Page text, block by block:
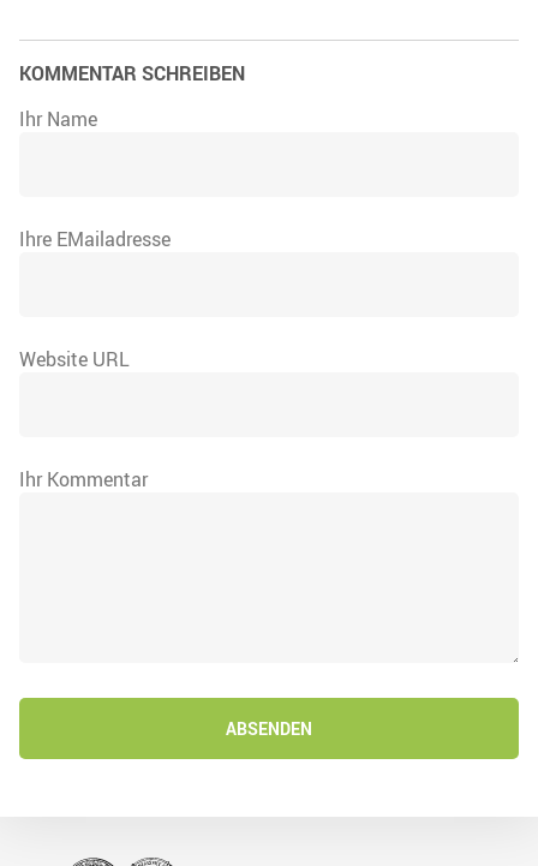
KOMMENTAR SCHREIBEN
Ihr Name
Ihre EMailadresse
Website URL
Ihr Kommentar
ABSENDEN